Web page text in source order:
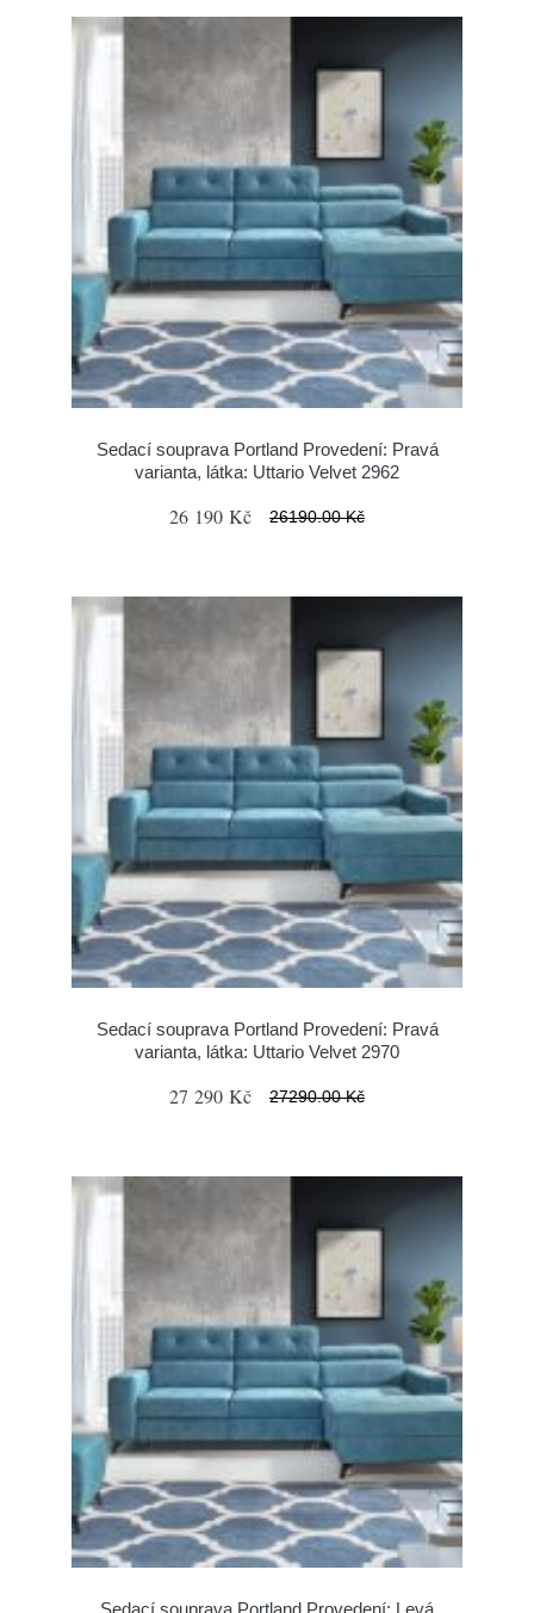
Sedací souprava Portland Provedení: Pravá
varianta, látka: Uttario Velvet 2962
26 190 Kč 26190.00 Kč
Sedací souprava Portland Provedení: Pravá
varianta, látka: Uttario Velvet 2970
27 290 Kč 27290.00 Kč
Sedací souprava Portland Provedení: Levá